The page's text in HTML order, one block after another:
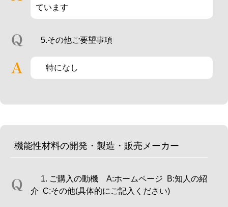
ています
5.その他ご要望事項
特になし
機能性材料の開発・製造・販売メーカー
1. ご購入の動機 A:ホームページ B:知人の紹
介 C:その他(具体的にご記入ください)